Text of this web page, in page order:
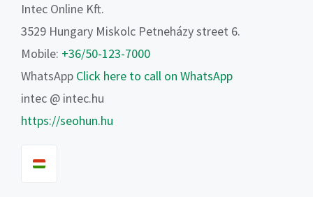
Intec Online Kft.
3529 Hungary Miskolc Petneházy street 6.
Mobile: +36/50-123-7000
WhatsApp Click here to call on WhatsApp
intec @ intec.hu
https://seohun.hu